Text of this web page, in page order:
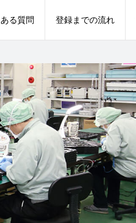
る質問 登録までの流れ